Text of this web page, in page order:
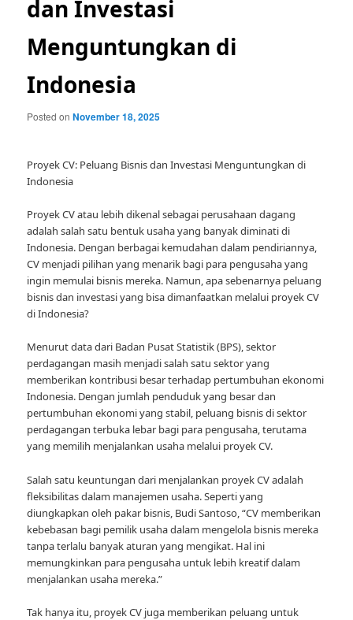
dan Investasi
Menguntungkan di
Indonesia
Posted onNovember 18, 2025
Proyek CV: Peluang Bisnis dan Investasi Menguntungkan di
Indonesia
Proyek CV atau lebih dikenal sebagai perusahaan dagang
adalah salah satu bentuk usaha yang banyak diminati di
Indonesia. Dengan berbagai kemudahan dalam pendiriannya,
CV menjadi pilihan yang menarik bagi para pengusaha yang
ingin memulai bisnis mereka. Namun, apa sebenarnya peluang
bisnis dan investasi yang bisa dimanfaatkan melalui proyek CV
di Indonesia?
Menurut data dari Badan Pusat Statistik (BPS), sektor
perdagangan masih menjadi salah satu sektor yang
memberikan kontribusi besar terhadap pertumbuhan ekonomi
Indonesia. Dengan jumlah penduduk yang besar dan
pertumbuhan ekonomi yang stabil, peluang bisnis di sektor
perdagangan terbuka lebar bagi para pengusaha, terutama
yang memilih menjalankan usaha melalui proyek CV.
Salah satu keuntungan dari menjalankan proyek CV adalah
fleksibilitas dalam manajemen usaha. Seperti yang
diungkapkan oleh pakar bisnis, Budi Santoso, “CV memberikan
kebebasan bagi pemilik usaha dalam mengelola bisnis mereka
tanpa terlalu banyak aturan yang mengikat. Hal ini
memungkinkan para pengusaha untuk lebih kreatif dalam
menjalankan usaha mereka.”
Tak hanya itu, proyek CV juga memberikan peluang untuk